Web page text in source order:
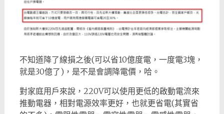
不知道降了線損之後(可以省10億度電，一度電3塊，
就是30億了)，是不是會調降電價，哈。
對家庭用戶來說，220V可以使用更低的啟動電流來
推動電器，相對電源效率更好，也就更省電(其實省